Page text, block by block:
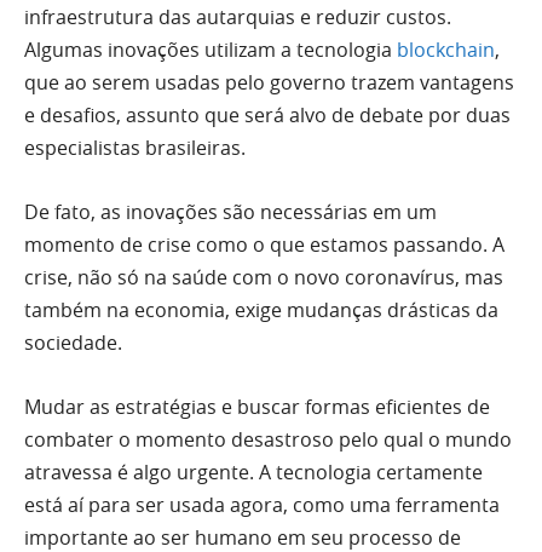
infraestrutura das autarquias e reduzir custos.
Algumas inovações utilizam a tecnologia blockchain,
que ao serem usadas pelo governo trazem vantagens
e desafios, assunto que será alvo de debate por duas
especialistas brasileiras.
De fato, as inovações são necessárias em um
momento de crise como o que estamos passando. A
crise, não só na saúde com o novo coronavírus, mas
também na economia, exige mudanças drásticas da
sociedade.
Mudar as estratégias e buscar formas eficientes de
combater o momento desastroso pelo qual o mundo
atravessa é algo urgente. A tecnologia certamente
está aí para ser usada agora, como uma ferramenta
importante ao ser humano em seu processo de